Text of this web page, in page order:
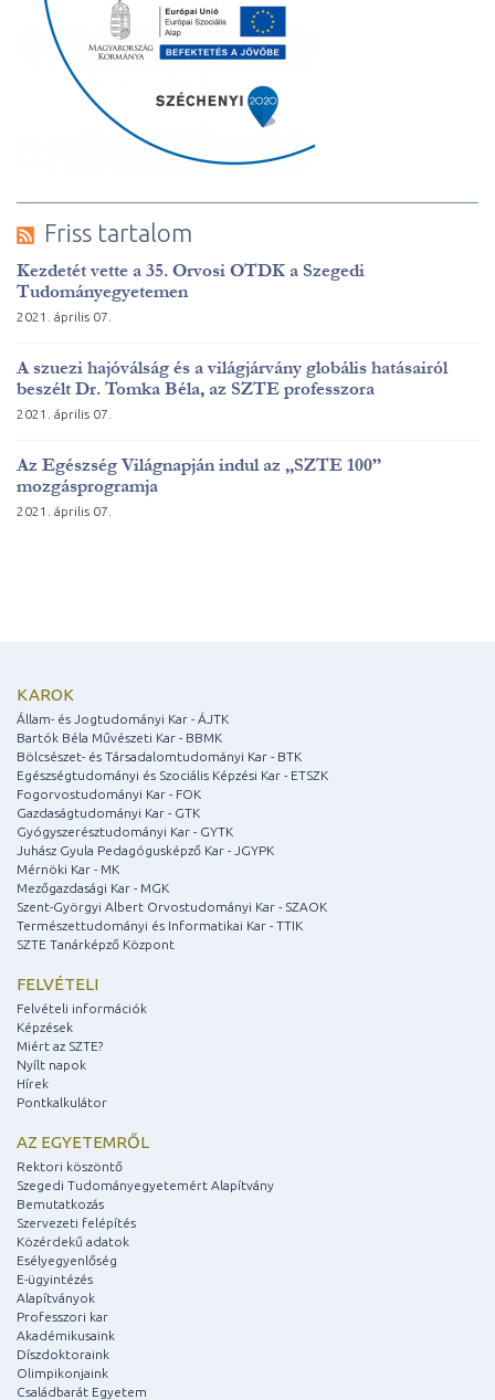
Friss tartalom
Kezdetét vette a 35. Orvosi OTDK a Szegedi
Tudományegyetemen
2021. április 07.
A szuezi hajóválság és a világjárvány globális hatásairól
beszélt Dr. Tomka Béla, az SZTE professzora
2021. április 07.
Az Egészség Világnapján indul az „SZTE 100”
mozgásprogramja
2021. április 07.
KAROK
Állam- és Jogtudományi Kar - ÁJTK
Bartók Béla Művészeti Kar - BBMK
Bölcsészet- és Társadalomtudományi Kar - BTK
Egészségtudományi és Szociális Képzési Kar - ETSZK
Fogorvostudományi Kar - FOK
Gazdaságtudományi Kar - GTK
Gyógyszerésztudományi Kar - GYTK
Juhász Gyula Pedagógusképző Kar - JGYPK
Mérnöki Kar - MK
Mezőgazdasági Kar - MGK
Szent-Györgyi Albert Orvostudományi Kar - SZAOK
Természettudományi és Informatikai Kar - TTIK
SZTE Tanárképző Központ
FELVÉTELI
Felvételi információk
Képzések
Miért az SZTE?
Nyílt napok
Hírek
Pontkalkulátor
AZ EGYETEMRŐL
Rektori köszöntő
Szegedi Tudományegyetemért Alapítvány
Bemutatkozás
Szervezeti felépítés
Közérdekű adatok
Esélyegyenlőség
E-ügyintézés
Alapítványok
Professzori kar
Akadémikusaink
Díszdoktoraink
Olimpikonjaink
Családbarát Egyetem